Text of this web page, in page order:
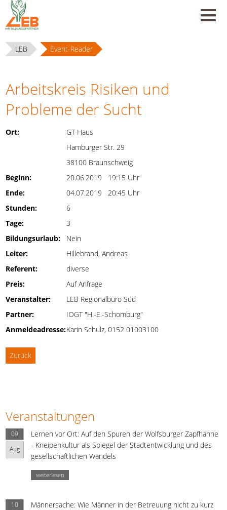
LEB Event-Reader
Arbeitskreis Risiken und
Probleme der Sucht
Ort:
GT Haus
Hamburger Str. 29
38100 Braunschweig
Beginn:
20.06.2019 19:15 Uhr
Ende:
04.07.2019 20:45 Uhr
Stunden:
6
Tage:
3
Bildungsurlaub:
Nein
Leiter:
Hillebrand, Andreas
Referent:
diverse
Preis:
Auf Anfrage
Veranstalter:
LEB Regionalbüro Süd
Partner:
IOGT "H.-E.-Schomburg"
Anmeldeadresse:Karin Schulz, 0152 01003100
Zurück
Veranstaltungen
09
Aug
Lernen vor Ort: Auf den Spuren der Wolfsburger Zapfhähne
- Kneipenkultur als Spiegel der Stadtentwicklung und des
gesellschaftlichen Wandels
weiterlesen
10
Männersache: Wie Männer in der Betreuung nicht zu kurz